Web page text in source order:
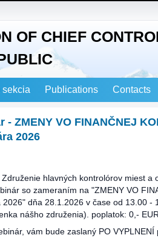
OF CHIEF
sekcia Publications Contacts
- ZMENY VO FINANČNEJ
2026
Združenie hlavných kontrolórov miest a
so zameraním na "ZMENY VO
2026" dňa 28.1.2026 v čase od 13.00
nášho združenia). poplatok: 0,-
vám bude zaslaný PO